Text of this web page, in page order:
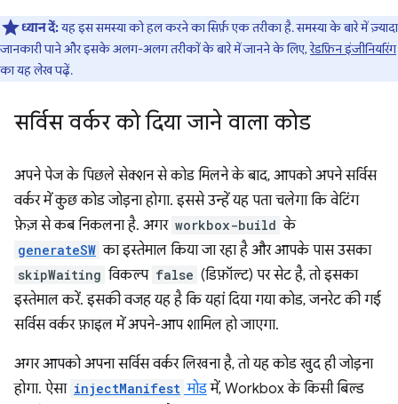
ध्यान दें:यह इस समस्या को हल करने का सिर्फ़ एक तरीका है. समस्या के बारे में ज़्यादा
जानकारी पाने और इसके अलग-अलग तरीकों के बारे में जानने के लिए,रेडफ़िन इंजीनियरिंग
का यह लेख पढ़ें.
सर्विस वर्कर को दिया जाने वाला कोड
अपने पेज के पिछले सेक्शन से कोड मिलने के बाद, आपको अपने सर्विस
वर्कर में कुछ कोड जोड़ना होगा. इससे उन्हें यह पता चलेगा कि वेटिंग
फ़ेज़ से कब निकलना है. अगर workbox-build के
generateSW का इस्तेमाल किया जा रहा है और आपके पास उसका
skipWaiting विकल्प false (डिफ़ॉल्ट) पर सेट है, तो इसका
इस्तेमाल करें. इसकी वजह यह है कि यहां दिया गया कोड, जनरेट की गई
सर्विस वर्कर फ़ाइल में अपने-आप शामिल हो जाएगा.
अगर आपको अपना सर्विस वर्कर लिखना है, तो यह कोड खुद ही जोड़ना
होगा. ऐसा injectManifest मोडमें, Workbox के किसी बिल्ड